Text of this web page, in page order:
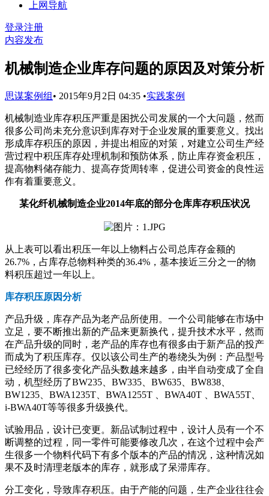
上网导航
登录注册
内容发布
机械制造企业库存问题的原因及对策分析
思谋案例组 • 2015年9月2日 04:35 •实践案例
机械制造业库存积压严重是困扰公司发展的一个大问题，然而
很多公司尚未充分意识到库存对于企业发展的重要意义。找出
形成库存积压的原因，并提出相应的对策，对建立公司生产经
营过程中积压库存处理机制和预防体系，防止库存资金积压，
提高物料储存能力、提高存货周转率，促进公司资金的良性运
作有着重要意义。
某化纤机械制造企业2014年底的部分仓库库存积压状况
从上表可以看出积压一年以上物料占公司总库存金额的
26.7%，占库存总物料种类的36.4%，基本接近三分之一的物
料积压超过一年以上。
库存积压原因分析
产品升级，库存产品为老产品所使用。一个公司能够在市场中
立足，要不断推出新的产品来更新换代，提升技术水平，然而
在产品升级的同时，老产品的库存也有很多由于新产品的投产
而成为了积压库存。仅以该公司生产的卷绕头为例：产品型号
已经经历了很多变化产品头数越来越多，由半自动变成了全自
动，机型经历了BW235、BW335、BW635、BW838、
BW1235、BWA1235T、BWA1255T 、BWA40T 、BWA55T、
i-BWA40T等等很多升级换代。
试验用品，设计已变更。新品试制过程中，设计人员有一个不
断调整的过程，同一零件可能要修改几次，在这个过程中会产
生很多一个物料代码下有多个版本的产品的情况，这种情况如
果不及时清理老版本的库存，就形成了呆滞库存。
分工变化，导致库存积压。由于产能的问题，生产企业往往会